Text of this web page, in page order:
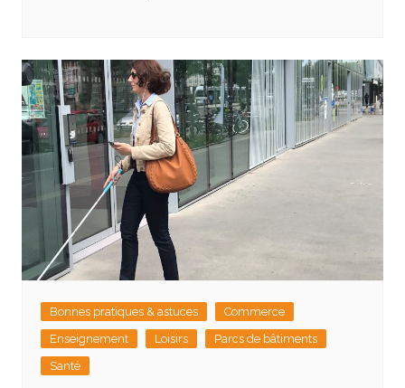
Bonnes pratiques & astuces
Commerce
Enseignement
Loisirs
Parcs de bâtiments
Santé